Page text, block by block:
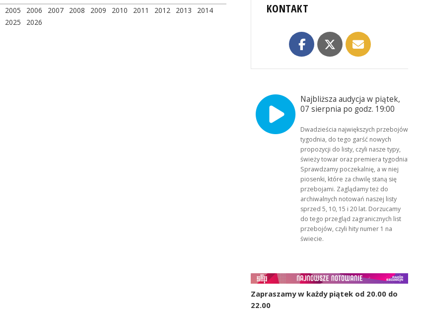
2005 2006 2007 2008 2009 2010 2011 2012 2013
2014
2025 2026
KONTAKT
Najbliższa audycja w piątek,
07 sierpnia po godz. 19:00
Dwadzieścia największych przebojów
tygodnia, do tego garść nowych
propozycji do listy, czyli nasze typy,
świeży towar oraz premiera tygodnia!
Sprawdzamy poczekalnię, a w niej
piosenki, które za chwilę staną się
przebojami. Zaglądamy też do
archiwalnych notowań naszej listy
sprzed 5, 10, 15 i 20 lat. Dorzucamy
do tego przegląd zagranicznych list
przebojów, czyli hity numer 1 na
świecie.
Zapraszamy w każdy piątek od 20.00 do
22.00